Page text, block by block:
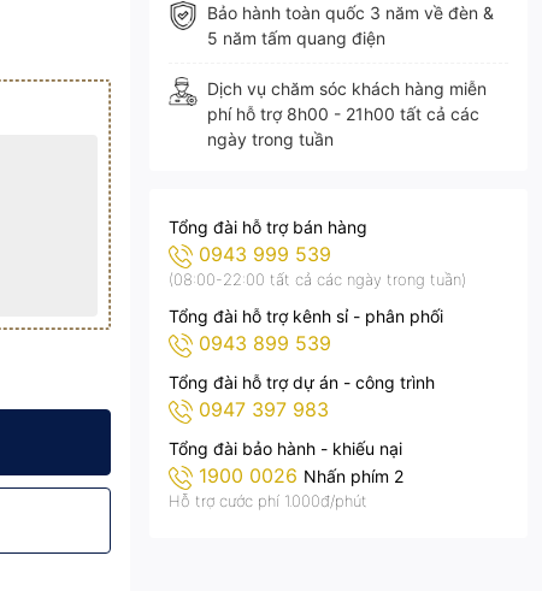
suất 50KW
Bảo hành toàn quốc 3 năm về đèn &
5 năm tấm quang điện
Dịch vụ chăm sóc khách hàng miễn
phí hỗ trợ 8h00 - 21h00 tất cả các
ngày trong tuần
Tổng đài hỗ trợ bán hàng
0943 999 539
(08:00-22:00 tất cả các ngày trong tuần)
Tổng đài hỗ trợ kênh sỉ - phân phối
0943 899 539
Tổng đài hỗ trợ dự án - công trình
0947 397 983
Tổng đài bảo hành - khiếu nại
1900 0026 Nhấn phím 2
Hỗ trợ cước phí 1.000đ/phút